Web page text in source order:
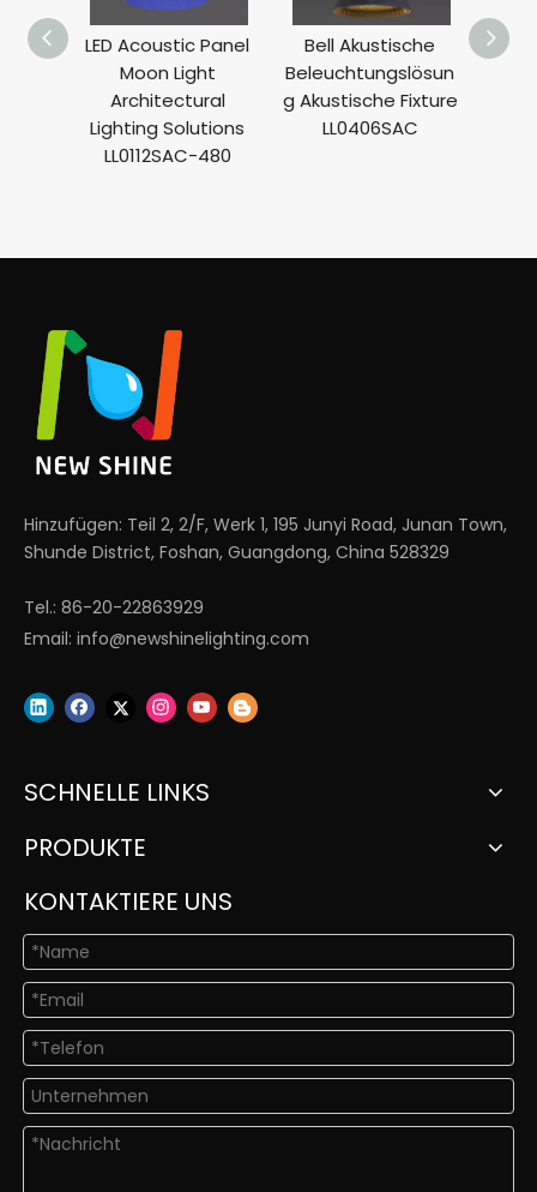
LED Acoustic Panel
Moon Light
Architectural
Lighting Solutions
LL0112SAC-480
Bell Akustische
Beleuchtungslösun
g Akustische Fixture
LL0406SAC
Hinzufügen: Teil 2, 2/F, Werk 1, 195 Junyi Road, Junan Town,
Shunde District, Foshan, Guangdong, China 528329
Tel.: 86-20-22863929
Email: info@newshinelighting.com
SCHNELLE LINKS
PRODUKTE
KONTAKTIERE UNS